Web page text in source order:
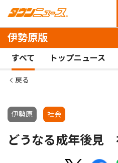
伊勢原版
すべて トップニュース
戻る
伊勢原 社会
どうなる成年後見